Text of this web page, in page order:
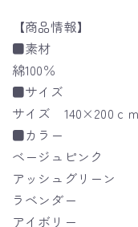
【商品情報】
■素材
綿100％
■サイズ
サイズ 140×200ｃ
■カラー
ベージュピンク
アッシュグリーン
ラベンダー
アイボリー